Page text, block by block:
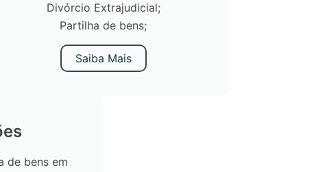
Divórcio Extrajudicial;
Partilha de bens;
Saiba Mais
de bens em